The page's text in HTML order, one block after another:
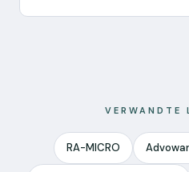
VERWANDTE
RA-MICRO